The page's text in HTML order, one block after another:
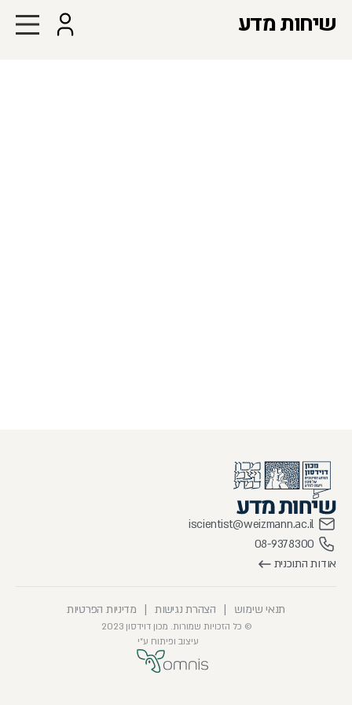
שיחות מדע
אודות התוכנית
08-9378300
iscientist@weizmann.ac.il
© כל הזכויות שמורות. מכון דוידסון 2023
עיצוב ופיתוח ע״י
תנאי שימוש | הצהרת נגישות | מדיניות הפרטיות